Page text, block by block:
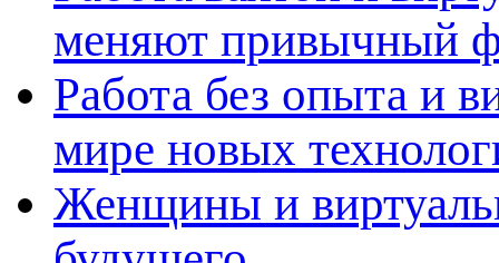
меняют привычный
Работа без опыта и
мире новых
Женщины и